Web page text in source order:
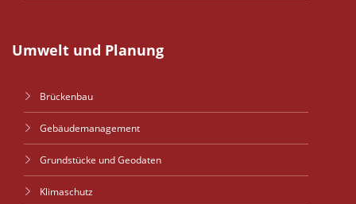
Umwelt und Planung
Brückenbau
Gebäudemanagement
Grundstücke und Geodaten
Klimaschutz